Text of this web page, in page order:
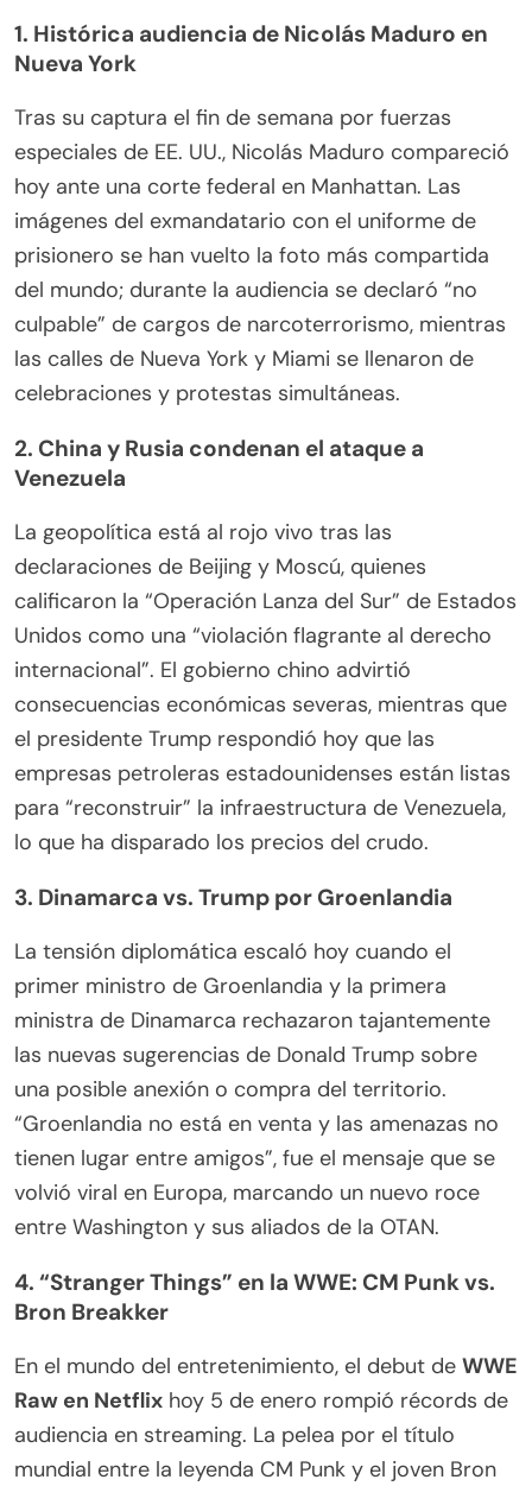
1. Histórica audiencia de Nicolás Maduro en
Nueva York
Tras su captura el fin de semana por fuerzas
especiales de EE. UU., Nicolás Maduro compareció
hoy ante una corte federal en Manhattan. Las
imágenes del exmandatario con el uniforme de
prisionero se han vuelto la foto más compartida
del mundo; durante la audiencia se declaró “no
culpable” de cargos de narcoterrorismo, mientras
las calles de Nueva York y Miami se llenaron de
celebraciones y protestas simultáneas.
2. China y Rusia condenan el ataque a
Venezuela
La geopolítica está al rojo vivo tras las
declaraciones de Beijing y Moscú, quienes
calificaron la “Operación Lanza del Sur” de Estados
Unidos como una “violación flagrante al derecho
internacional”. El gobierno chino advirtió
consecuencias económicas severas, mientras que
el presidente Trump respondió hoy que las
empresas petroleras estadounidenses están listas
para “reconstruir” la infraestructura de Venezuela,
lo que ha disparado los precios del crudo.
3. Dinamarca vs. Trump por Groenlandia
La tensión diplomática escaló hoy cuando el
primer ministro de Groenlandia y la primera
ministra de Dinamarca rechazaron tajantemente
las nuevas sugerencias de Donald Trump sobre
una posible anexión o compra del territorio.
“Groenlandia no está en venta y las amenazas no
tienen lugar entre amigos”, fue el mensaje que se
volvió viral en Europa, marcando un nuevo roce
entre Washington y sus aliados de la OTAN.
4. “Stranger Things” en la WWE: CM Punk vs.
Bron Breakker
En el mundo del entretenimiento, el debut de WWE
Raw en Netflix hoy 5 de enero rompió récords de
audiencia en streaming. La pelea por el título
mundial entre la leyenda CM Punk y el joven Bron